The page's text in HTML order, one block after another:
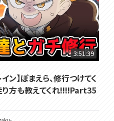
3:51:39
ン】ぽまえら、修行つけてく
方も教えてくれ!!!!Part35